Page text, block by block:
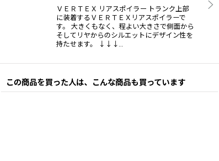
ＶＥＲＴＥＸ リアスポイラー トランク上部
に装着するＶＥＲＴＥＸリアスポイラーで
す。 大きくもなく、程よい大きさで側面から
そしてリヤからのシルエットにデザイン性を
持たせます。 ↓↓↓…
この商品を買った人は、こんな商品も買っています